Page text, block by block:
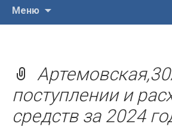
Меню
поступлении и
средств за 2024